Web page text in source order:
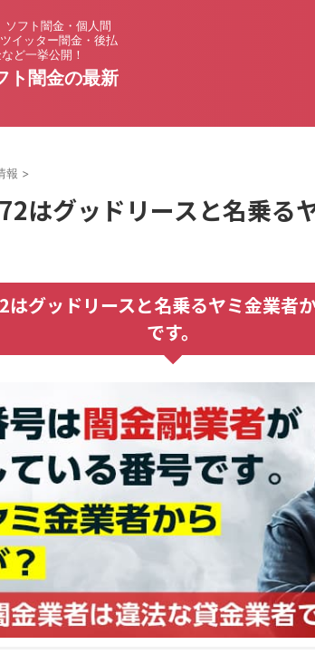
フト闇金・個人間
イッター闇金・後払
ど一挙公開！
ト闇金の最新
報 >
はグッドリースと名乗る
グッドリースと名乗るヤミ金業者
です。